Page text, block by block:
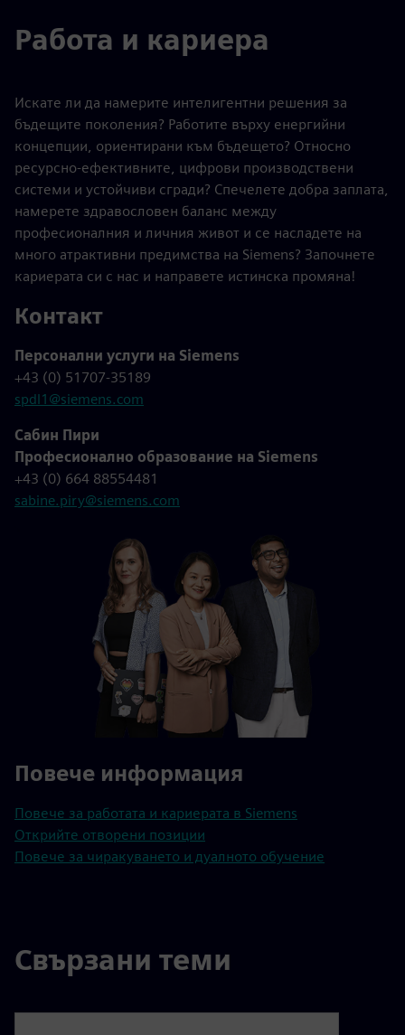
Работа и кариера
Искате ли да намерите интелигентни решения за
бъдещите поколения? Работите върху енергийни
концепции, ориентирани към бъдещето? Относно
ресурсно-ефективните, цифрови производствени
системи и устойчиви сгради? Спечелете добра заплата,
намерете здравословен баланс между
професионалния и личния живот и се насладете на
много атрактивни предимства на Siemens? Започнете
кариерата си с нас и направете истинска промяна!
Контакт
Персонални услуги на Siemens
+43 (0) 51707-35189
spdl1@siemens.com
Сабин Пири
Професионално образование на Siemens
+43 (0) 664 88554481
sabine.piry@siemens.com
Повече информация
Повече за работата и кариерата в Siemens
Открийте отворени позиции
Повече за чиракуването и дуалното обучение
Свързани теми